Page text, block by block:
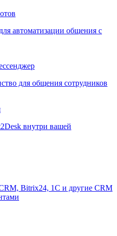
автоматизации общения с
для общения сотрудников
внутри вашей
Bitrix24, 1C и другие CRM